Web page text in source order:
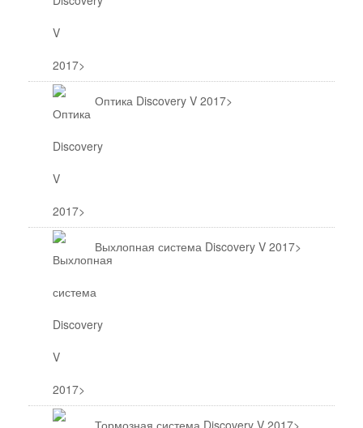
Оптика Discovery V 2017>
Выхлопная система Discovery V 2017>
Тормозная система Discovery V 2017>